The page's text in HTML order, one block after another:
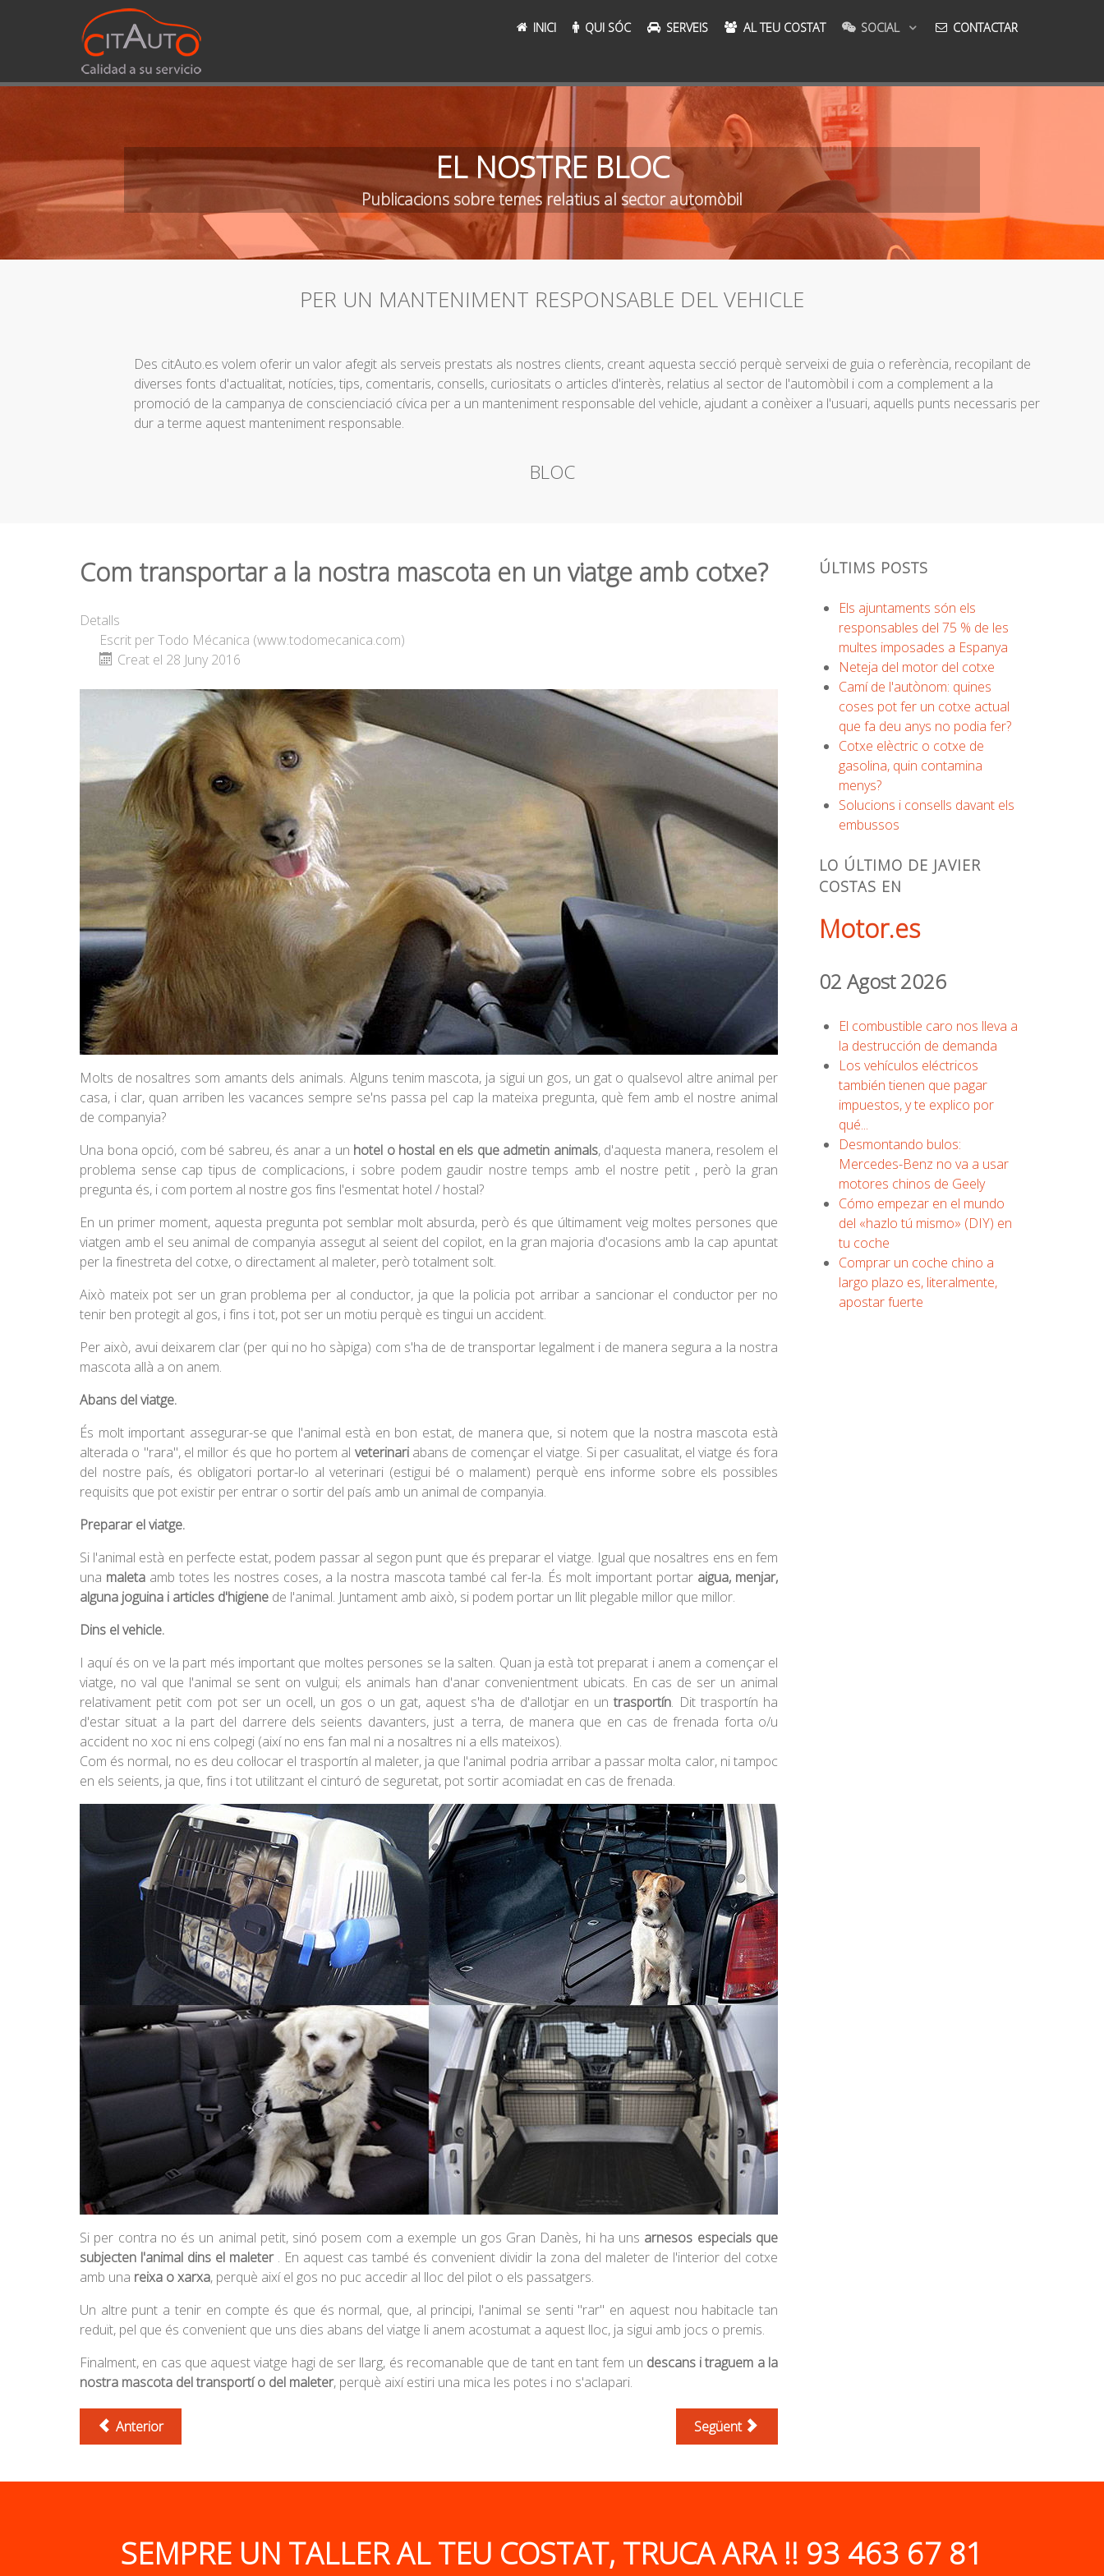
INICI QUI SÓC SERVEIS AL TEU COSTAT SOCIAL CONTACTAR
EL NOSTRE BLOC
Publicacions sobre temes relatius al sector automòbil
PER UN MANTENIMENT RESPONSABLE DEL VEHICLE
Des citAuto.es volem oferir un valor afegit als serveis prestats als nostres clients, creant aquesta secció perquè serveixi de guia o referència, recopilant de
diverses fonts d'actualitat, notícies, tips, comentaris, consells, curiositats o articles d'interès, relatius al sector de l'automòbil i com a complement a la
promoció de la campanya de conscienciació cívica per a un manteniment responsable del vehicle, ajudant a conèixer a l'usuari, aquells punts necessaris per
dur a terme aquest manteniment responsable.
BLOC
Com transportar a la nostra mascota en un viatge amb cotxe?
Detalls
Escrit perTodo Mécanica (www.todomecanica.com)
Creat el 28 Juny 2016
Molts de nosaltres som amants dels animals. Alguns tenim mascota, ja sigui un gos, un gat o qualsevol altre animal per
casa, i clar, quan arriben les vacances sempre se'ns passa pel cap la mateixa pregunta, què fem amb el nostre animal
de companyia?
Una bona opció, com bé sabreu, és anar a un hotel o hostal en els que admetin animals, d'aquesta manera, resolem el
problema sense cap tipus de complicacions, i sobre podem gaudir nostre temps amb el nostre petit , però la gran
pregunta és, i com portem al nostre gos fins l'esmentat hotel / hostal?
En un primer moment, aquesta pregunta pot semblar molt absurda, però és que últimament veig moltes persones que
viatgen amb el seu animal de companyia assegut al seient del copilot, en la gran majoria d'ocasions amb la cap apuntat
per la finestreta del cotxe, o directament al maleter, però totalment solt.
Això mateix pot ser un gran problema per al conductor, ja que la policia pot arribar a sancionar el conductor per no
tenir ben protegit al gos, i fins i tot, pot ser un motiu perquè es tingui un accident.
Per això, avui deixarem clar (per qui no ho sàpiga) com s'ha de de transportar legalment i de manera segura a la nostra
mascota allà a on anem.
Abans del viatge.
És molt important assegurar-se que l'animal està en bon estat, de manera que, si notem que la nostra mascota està
alterada o "rara", el millor és que ho portem al veterinariabans de començar el viatge. Si per casualitat, el viatge és fora
del nostre país, és obligatori portar-lo al veterinari (estigui bé o malament) perquè ens informe sobre els possibles
requisits que pot existir per entrar o sortir del país amb un animal de companyia.
Preparar el viatge.
Si l'animal està en perfecte estat, podem passar al segon punt que és preparar el viatge. Igual que nosaltres ens en fem
una maleta amb totes les nostres coses, a la nostra mascota també cal fer-la. És molt important portaraigua, menjar,
alguna joguina i articles d'higiene de l'animal. Juntament amb això, si podem portar un llit plegable millor que millor.
Dins el vehicle.
I aquí és on ve la part més important que moltes persones se la salten. Quan ja està tot preparat i anem a començar el
viatge, no val que l'animal se sent on vulgui; els animals han d'anar convenientment ubicats. En cas de ser un animal
relativament petit com pot ser un ocell, un gos o un gat, aquest s'ha de d'allotjar en untrasportín. Dit trasportín ha
d'estar situat a la part del darrere dels seients davanters, just a terra, de manera que en cas de frenada forta o/u
accident no xoc ni ens colpegi (així no ens fan mal ni a nosaltres ni a ells mateixos).
Com és normal, no es deu col·locar el trasportín al maleter, ja que l'animal podria arribar a passar molta calor, ni tampoc
en els seients, ja que, fins i tot utilitzant el cinturó de seguretat, pot sortir acomiadat en cas de frenada.
Si per contra no és un animal petit, sinó posem com a exemple un gos Gran Danès, hi ha uns arnesos especials que
subjecten l'animal dins el maleter . En aquest cas també és convenient dividir la zona del maleter de l'interior del cotxe
amb una reixa o xarxa, perquè així el gos no puc accedir al lloc del pilot o els passatgers.
Un altre punt a tenir en compte és que és normal, que, al principi, l'animal se senti "rar" en aquest nou habitacle tan
reduït, pel que és convenient que uns dies abans del viatge li anem acostumat a aquest lloc, ja sigui amb jocs o premis.
Finalment, en cas que aquest viatge hagi de ser llarg, és recomanable que de tant en tant fem un descans i traguem a la
nostra mascota del transportí o del maleter, perquè així estiri una mica les potes i no s'aclapari.
Anterior Següent
ÚLTIMS POSTS
Els ajuntaments són els
responsables del 75 % de les
multes imposades a Espanya
Neteja del motor del cotxe
Camí de l'autònom: quines
coses pot fer un cotxe actual
que fa deu anys no podia fer?
Cotxe elèctric o cotxe de
gasolina, quin contamina
menys?
Solucions i consells davant els
embussos
LO ÚLTIMO DE JAVIER
COSTAS EN
Motor.es
02 Agost 2026
El combustible caro nos lleva a
la destrucción de demanda
Los vehículos eléctricos
también tienen que pagar
impuestos, y te explico por
qué...
Desmontando bulos:
Mercedes-Benz no va a usar
motores chinos de Geely
Cómo empezar en el mundo
del «hazlo tú mismo» (DIY) en
tu coche
Comprar un coche chino a
largo plazo es, literalmente,
apostar fuerte
SEMPRE UN TALLER AL TEU COSTAT, TRUCA ARA !! 93 463 67 81